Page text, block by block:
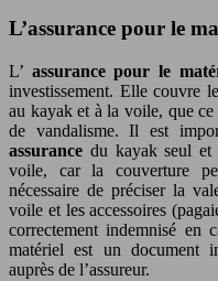
L’assurance pour le
L’ assurance pour le
investissement. Elle couvre
au kayak et à la voile, que
de vandalisme. Il est
assurance du kayak seul et
voile, car la couverture
nécessaire de préciser la
voile et les accessoires
correctement indemnisé en
matériel est un document
auprès de l’assureur.